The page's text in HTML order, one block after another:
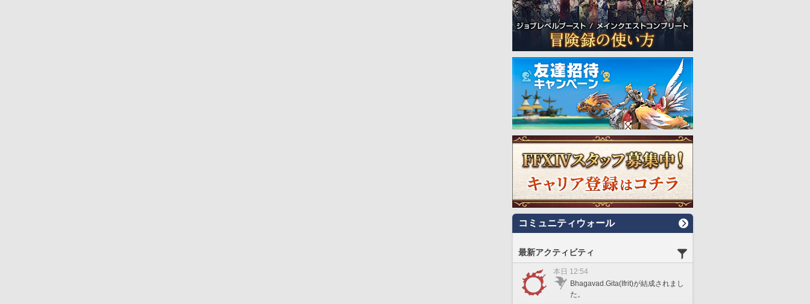
コミュニティウォール
最新アクティビティ
本日 12:54
Bhagavad.Gita(Ifrit)が結成されまし
た。